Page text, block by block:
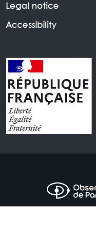
Legal notice
Accessibility